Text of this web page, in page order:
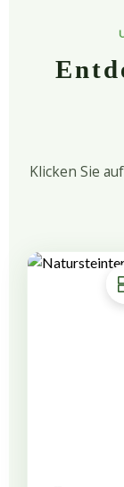
Klicken Sie